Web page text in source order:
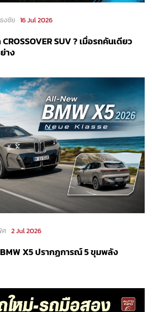
งชัย 16 Jul 2026
SUV ? เมื่อรถคันเดียว
าง
ศ 2 Jul 2026
X5 ปรากฏการณ์ 5 ขุมพลัง